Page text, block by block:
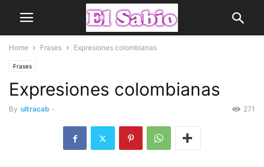
Home Frases Expresiones colombianas
Frases
Expresiones colombianas
By ultracab - 271